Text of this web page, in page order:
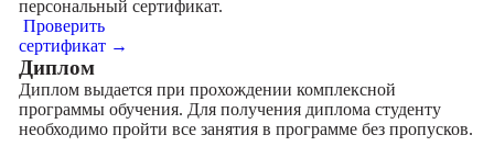
персональный сертификат.
Проверить
сертификат →
Диплом
Диплом выдается при прохождении комплексной
программы обучения. Для получения диплома студенту
необходимо пройти все занятия в программе без пропусков.